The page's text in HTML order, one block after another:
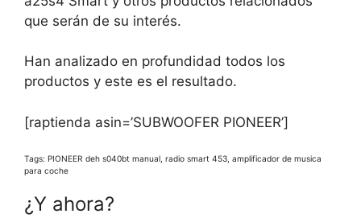
que serán de su interés.
Han analizado en profundidad todos los
productos y este es el resultado.
[raptienda asin=’SUBWOOFER PIONEER’]
Tags: PIONEER deh s040bt manual, radio smart 453, amplificador de musica
para coche
¿Y ahora?